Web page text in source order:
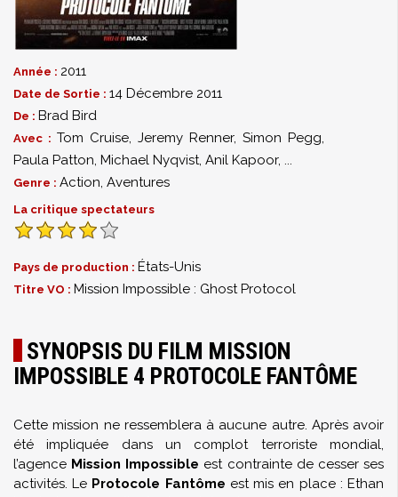
Année : 2011
Date de Sortie : 14 Décembre 2011
De : Brad Bird
Avec : Tom Cruise, Jeremy Renner, Simon Pegg,
Paula Patton, Michael Nyqvist, Anil Kapoor, ...
Genre : Action, Aventures
La critique spectateurs
Pays de production : États-Unis
Titre VO : Mission Impossible : Ghost Protocol
SYNOPSIS DU FILM MISSION
IMPOSSIBLE 4 PROTOCOLE FANTÔME
Cette mission ne ressemblera à aucune autre. Après avoir
été impliquée dans un complot terroriste mondial,
l’agence Mission Impossible est contrainte de cesser ses
activités. Le Protocole Fantôme est mis en place : Ethan